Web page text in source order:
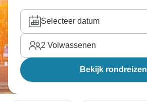
Selecteer datum
2 Volwassenen
Bekijk rondreizen